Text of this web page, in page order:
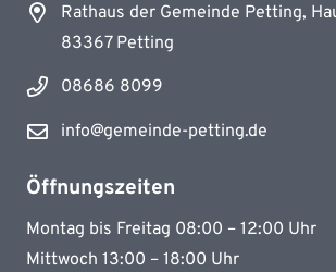
Rathaus der Gemeinde Petting,
83367 Petting
08686 8099
info@gemeinde-petting.de
Öffnungszeiten
Montag bis Freitag 08:00 – 12:00 Uhr
Mittwoch 13:00 – 18:00 Uhr